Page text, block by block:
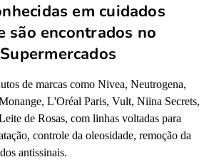
em cuidados
são encontrados no
de marcas como Nivea, Neutrogena,
L'Oréal Paris, Vult, Niina Secrets,
de Rosas, com linhas voltadas para
controle da oleosidade, remoção da
antissinais.